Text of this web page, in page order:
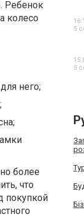
Ребенок
колесо
него;
более
что
покупкой
5
5